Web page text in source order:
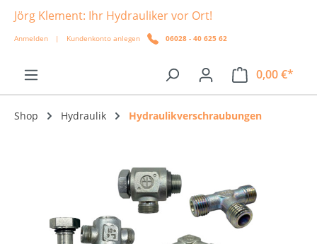
springen
Jörg Klement: Ihr Hydrauliker vor Ort!
Anmelden | Kundenkonto anlegen 06028 - 40 625 62
0,00 €*
Shop Hydraulik Hydraulikverschraubungen